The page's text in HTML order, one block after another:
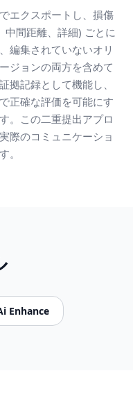
エクスポートし、損傷
中間距離、詳細) ごとに
編集されていないオリ
ジョンの両方を含めて
拠記録として機能し、
正確な評価を可能にす
。この二重提出アプロ
際のコミュニケーショ
。
Enhance